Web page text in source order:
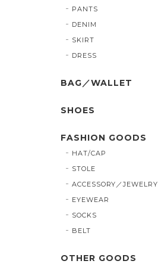
PANTS
DENIM
SKIRT
DRESS
BAG／WALLET
SHOES
FASHION GOODS
HAT/CAP
STOLE
ACCESSORY／JEWELRY
EYEWEAR
SOCKS
BELT
OTHER GOODS